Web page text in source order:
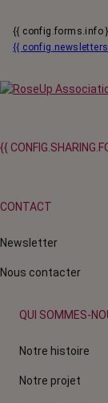
{{ config.forms.info
{{
{{
CONTACT
Newsletter
Nous contacter
QUI SOMMES-
Notre histoire
Notre projet